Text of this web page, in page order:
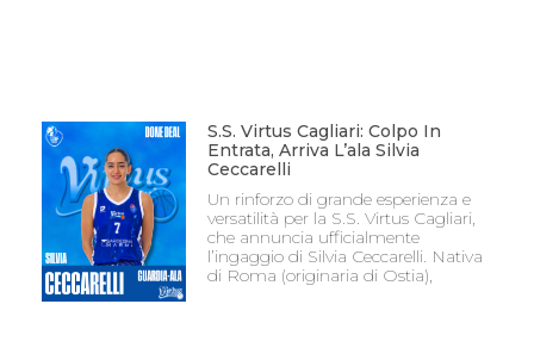
S.S. Virtus Cagliari: Colpo In
Entrata, Arriva L’ala Silvia
Ceccarelli
Un rinforzo di grande esperienza e
versatilità per la S.S. Virtus Cagliari,
che annuncia ufficialmente
l’ingaggio di Silvia Ceccarelli. Nativa
di Roma (originaria di Ostia),